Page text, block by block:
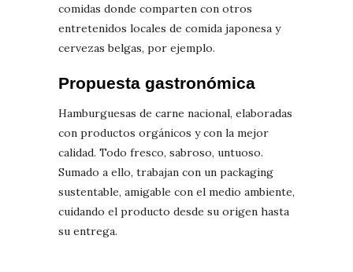
comidas donde comparten con otros
entretenidos locales de comida japonesa y
cervezas belgas, por ejemplo.
Propuesta gastronómica
Hamburguesas de carne nacional, elaboradas
con productos orgánicos y con la mejor
calidad. Todo fresco, sabroso, untuoso.
Sumado a ello, trabajan con un packaging
sustentable, amigable con el medio ambiente,
cuidando el producto desde su origen hasta
su entrega.